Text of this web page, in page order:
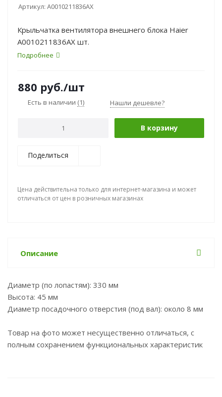
Артикул: A0010211836AX
Крыльчатка вентилятора внешнего блока Haier
A0010211836AX шт.
Подробнее
880 руб./шт
Есть в наличии (1) Нашли дешевле?
В корзину
Поделиться
Цена действительна только для интернет-магазина и может
отличаться от цен в розничных магазинах
Описание
Диаметр (по лопастям): 330 мм
Высота: 45 мм
Диаметр посадочного отверстия (под вал): около 8 мм
Товар на фото может несущественно отличаться, с
полным сохранением функциональных характеристик